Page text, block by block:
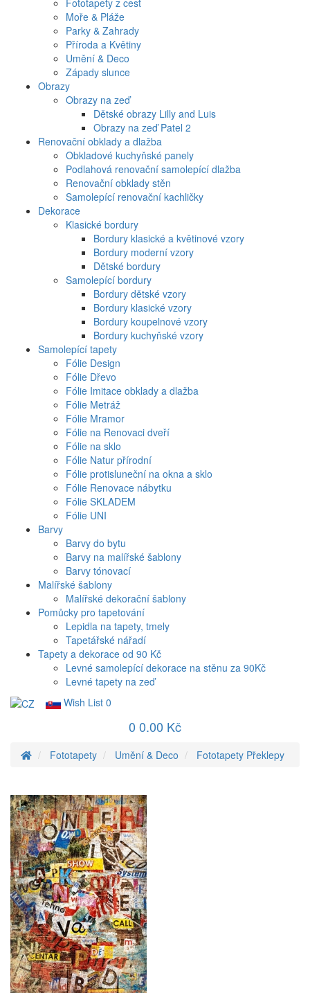
Fototapety z cest
Moře & Pláže
Parky & Zahrady
Příroda a Květiny
Umění & Deco
Západy slunce
Obrazy
Obrazy na zeď
Dětské obrazy Lilly and Luis
Obrazy na zeď Patel 2
Renovační obklady a dlažba
Obkladové kuchyňské panely
Podlahová renovační samolepící dlažba
Renovační obklady stěn
Samolepící renovační kachličky
Dekorace
Klasické bordury
Bordury klasické a květinové vzory
Bordury moderní vzory
Dětské bordury
Samolepící bordury
Bordury dětské vzory
Bordury klasické vzory
Bordury koupelnové vzory
Bordury kuchyňské vzory
Samolepící tapety
Fólie Design
Fólie Dřevo
Fólie Imitace obklady a dlažba
Fólie Metráž
Fólie Mramor
Fólie na Renovaci dveří
Fólie na sklo
Fólie Natur přírodní
Fólie protisluneční na okna a sklo
Fólie Renovace nábytku
Fólie SKLADEM
Fólie UNI
Barvy
Barvy do bytu
Barvy na malířské šablony
Barvy tónovací
Malířské šablony
Malířské dekorační šablony
Pomůcky pro tapetování
Lepidla na tapety, tmely
Tapetářské nářadí
Tapety a dekorace od 90 Kč
Levné samolepící dekorace na stěnu za 90Kč
Levné tapety na zeď
Wish List 0
0 0.00 Kč
Fototapety Umění & Deco Fototapety Překlepy